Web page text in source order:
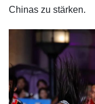
Chinas zu stärken.